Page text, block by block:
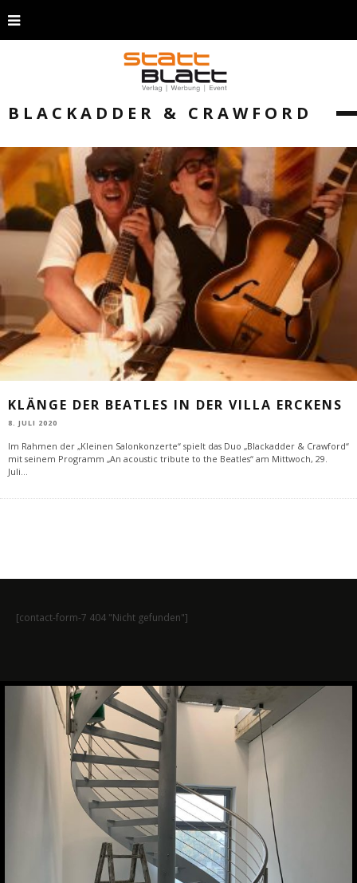
BLACKADDER & CRAWFORD
KLÄNGE DER BEATLES IN DER VILLA ERCKENS
8. JULI 2020
Im Rahmen der „Kleinen Salonkonzerte“ spielt das Duo „Blackadder & Crawford“
mit seinem Programm „An acoustic tribute to the Beatles“ am Mittwoch, 29.
Juli...
[contact-form-7 404 "Nicht gefunden"]